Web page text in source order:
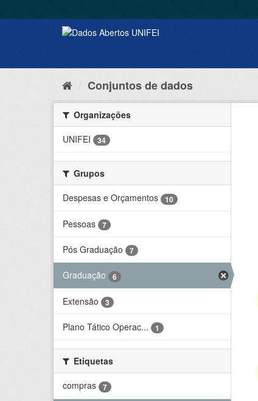
Conjuntos de dados
Organizações
UNIFEI
34
Grupos
Despesas e Orçamentos
10
Pessoas 7
Pós Graduação 7
Graduação 6
Extensão 3
Plano Tático Operac... 1
Etiquetas
compras
7